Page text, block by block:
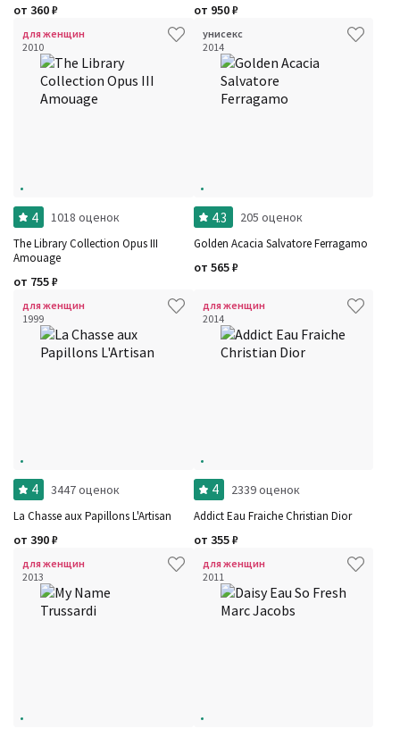
от 360₽ от 950₽
для женщин
2010
4 1018 оценок
The Library Collection Opus III
Amouage
от 755₽
унисекс
2014
4.3 205 оценок
Golden Acacia Salvatore Ferragamo
от 565₽
для женщин
1999
4 3447 оценок
La Chasse aux Papillons L'Artisan
от 390₽
для женщин
2014
4 2339 оценок
Addict Eau Fraiche Christian Dior
от 355₽
для женщин
2013
для женщин
2011